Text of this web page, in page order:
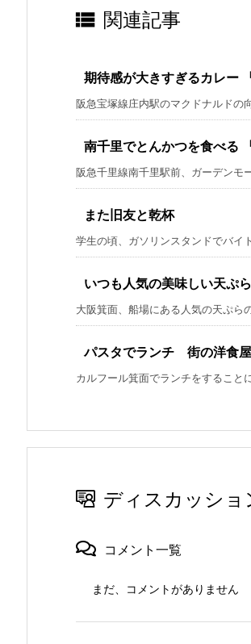
 関連記事
期待感が大きすぎるカレー
阪急宝塚線庄内駅のマクドナルドの
南千里でとんかつを食べる
阪急千里線南千里駅前、ガーデンモ
また旧友と乾杯
学生の頃、ガソリンスタンドでバイ
いつも人気の美味しい天ぷ
大阪箕面、船場にある人気の天ぷら
パスタでランチ 街の洋食屋
カルフール箕面でランチをするこ
ディスカッショ
コメント一覧
まだ、コメントがありません